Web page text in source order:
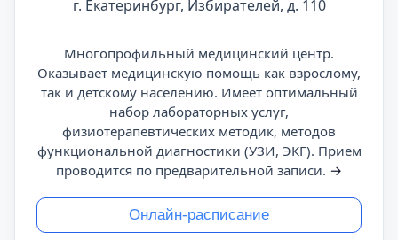
г. Екатеринбург, Избирателей, д. 110
Многопрофильный медицинский центр.
Оказывает медицинскую помощь как взрослому,
так и детскому населению. Имеет оптимальный
набор лабораторных услуг,
физиотерапевтических методик, методов
функциональной диагностики (УЗИ, ЭКГ). Прием
проводится по предварительной записи. →
Онлайн-расписание